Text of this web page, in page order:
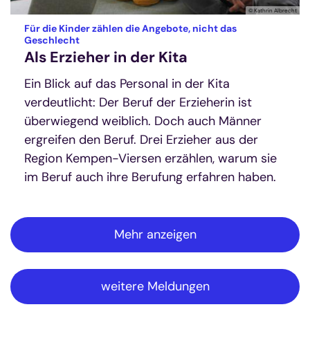
© Kathrin Albrecht
Für die Kinder zählen die Angebote, nicht das
Geschlecht:
Als Erzieher in der Kita
Ein Blick auf das Personal in der Kita
verdeutlicht: Der Beruf der Erzieherin ist
überwiegend weiblich. Doch auch Männer
ergreifen den Beruf. Drei Erzieher aus der
Region Kempen-Viersen erzählen, warum sie
im Beruf auch ihre Berufung erfahren haben.
Mehr anzeigen
weitere Meldungen